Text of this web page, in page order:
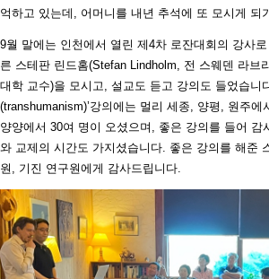
억하고 있는데, 어머니를 내년 추석에 또 모시게 되
9월 말에는 인천에서 열린 제4차 로잔대회의 강사
른 스테판 린드홈(Stefan Lindholm, 전 스웨덴 라브
대학 교수)을 모시고, 설교도 듣고 강의도 들었습니
(transhumanism)’강의에는 멀리 세종, 양평, 원주
양양에서 30여 명이 오셨으며, 좋은 강의를 들어 감
와 교제의 시간도 가지셨습니다. 좋은 강의를 해준
원, 기진 연구원에게 감사드립니다.